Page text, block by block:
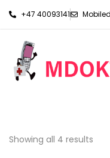
+47 40093141
Showing all 4 results